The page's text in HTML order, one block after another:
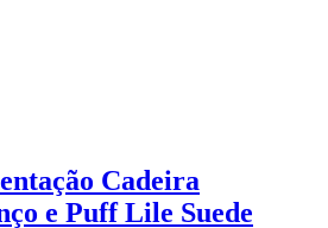
Cadeira
e Puff Lile Suede